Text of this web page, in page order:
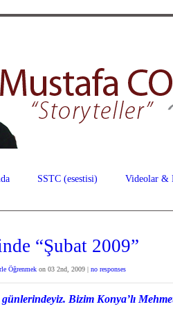
SSTC (esestisi) Videolar &
“Şubat 2009”
Öğrenmek on 03 2nd, 2009 | no responses
Bizim Konya’lı